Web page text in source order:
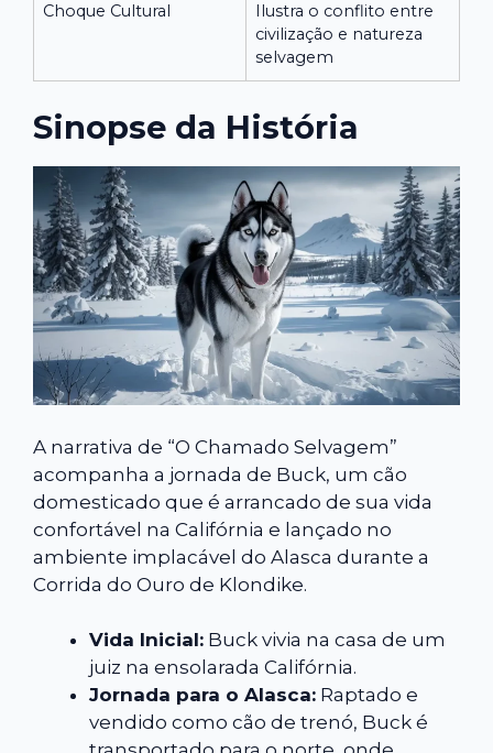
Choque Cultural
Ilustra o conflito entre
civilização e natureza
selvagem
Sinopse da História
A narrativa de “O Chamado Selvagem”
acompanha a jornada de Buck, um cão
domesticado que é arrancado de sua vida
confortável na Califórnia e lançado no
ambiente implacável do Alasca durante a
Corrida do Ouro de Klondike.
Vida Inicial: Buck vivia na casa de um
juiz na ensolarada Califórnia.
Jornada para o Alasca: Raptado e
vendido como cão de trenó, Buck é